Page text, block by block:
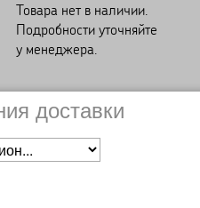
Товара нет в наличии.
Подробности уточняйте
у менеджера.
Нет в наличии
доставки